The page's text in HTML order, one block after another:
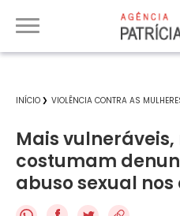
INÍCIO VIOLÊNCIA CONTRA AS
Mais
costumam
abuso sexual